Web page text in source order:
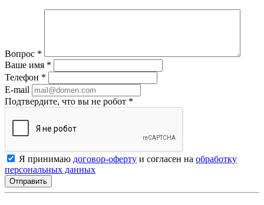
Вопрос *
Ваше имя *
Телефон *
E-mail
Подтвердите, что вы не робот *
Я принимаю договор-оферту и согласен на обработку
персональных данных